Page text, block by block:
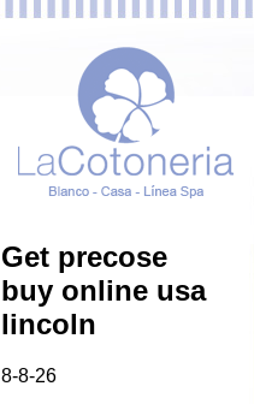
Get precose
buy online usa
lincoln
8-8-26